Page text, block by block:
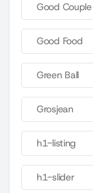
Good Couple
Good Food
Green Ball
Grosjean
h1-listing
h1-slider